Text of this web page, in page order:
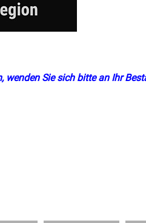
Sie sich bitte an Ihr